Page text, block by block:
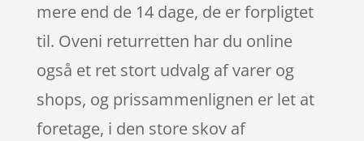
mere end de 14 dage, de er forpligtet
til. Oveni returretten har du online
også et ret stort udvalg af varer og
shops, og prissammenlignen er let at
foretage, i den store skov af